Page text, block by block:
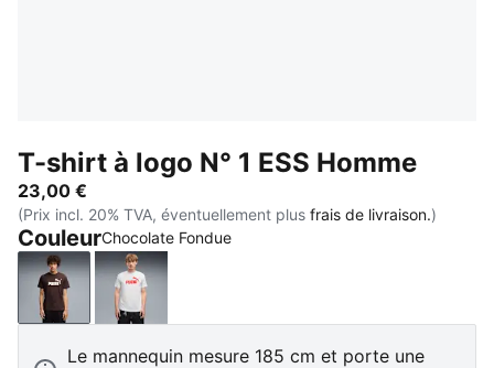
T-shirt à logo N° 1 ESS Homme
23,00 €
(Prix incl. 20% TVA, éventuellement plus frais de livraison.)
CouleurChocolate Fondue
Chocolate FondueWhite Glow Heather
Le mannequin mesure 185 cm et porte une